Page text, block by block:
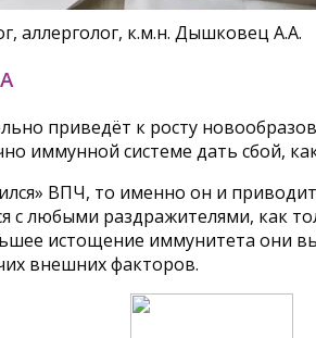
аллерголог, к.м.н. Дышковец А.А.
приведёт к росту
иммунной системе дать сбой,
ВПЧ, то именно он и
с любыми раздражителями, как
истощение иммунитета они
внешних факторов.